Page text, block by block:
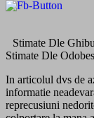
Stimate Dle
Stimate Dle
In articolul dvs de
informatie
reprecusiuni